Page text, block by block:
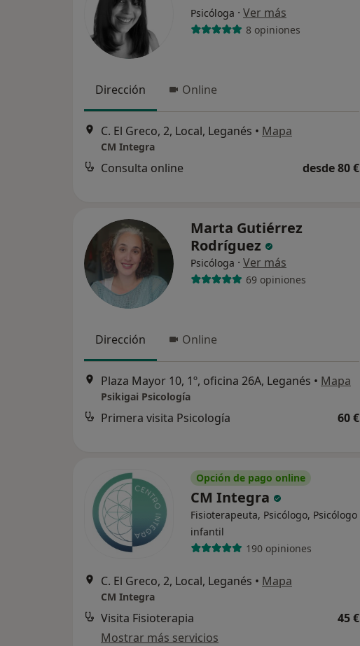
Psicóloga · Ver más
8 opiniones
Dirección Online
C. El Greco, 2, Local, Leganés • Mapa
CM Integra
Consulta online desde 80 €
Marta Gutiérrez
Rodríguez
Psicóloga · Ver más
69 opiniones
Dirección Online
Plaza Mayor 10, 1º, oficina 26A, Leganés • Mapa
Psikigai Psicología
Primera visita Psicología 60 €
Opción de pago online
CM Integra
Fisioterapeuta, Psicólogo, Psicólogo
infantil
190 opiniones
C. El Greco, 2, Local, Leganés • Mapa
CM Integra
Visita Fisioterapia
45 €
Mostrar más servicios